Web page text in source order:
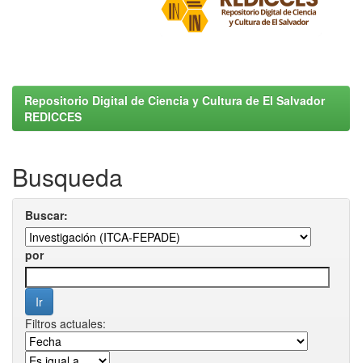
Repositorio Digital de Ciencia y Cultura de El Salvador
REDICCES
Busqueda
Buscar:
por
Filtros actuales: